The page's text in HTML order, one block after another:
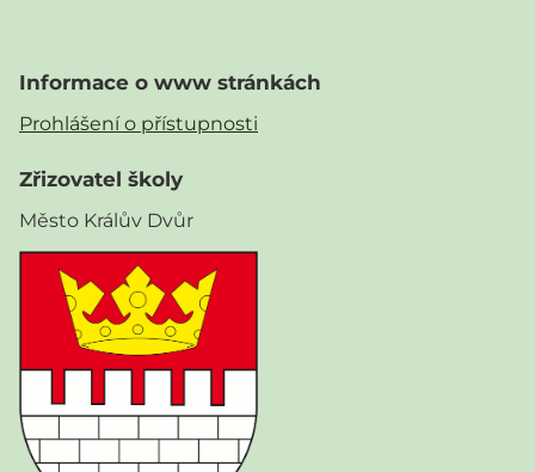
Informace o www stránkách
Prohlášení o přístupnosti
Zřizovatel školy
Město Králův Dvůr